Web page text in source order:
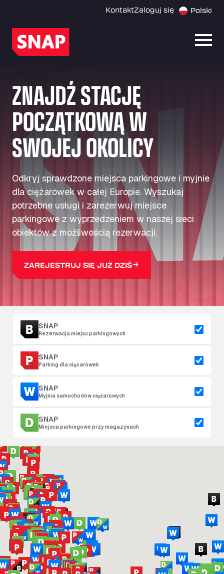
KontaktZaloguj się Polski
ZNAJDŹ STACJĘ
POCZĄTKOWĄ W
SWOJEJ OKOLICY
Odkryj sprawdzone miejsca parkingowe i myjnie
dla ciężarówek w całej Europie. Wyszukaj
potrzebne usługi i zarezerwuj miejsce
parkingowe z wyprzedzeniem w naszej sieci
obiektów z możliwością rezerwacji.
ZAREJESTRUJ SIĘ JUŻ DZIŚ
SNAP
Rezerwacja miejsc parkingowych
SNAP
Parking dla ciężarówek
SNAP
Myjnia samochodów ciężarowych
SNAP
Miejsca parkingowe przy magazynach